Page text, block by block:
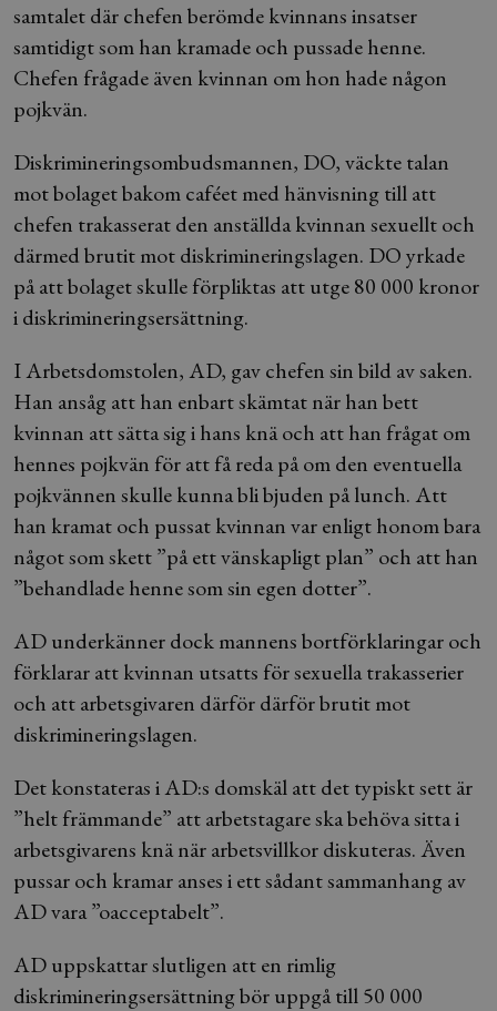
samtalet där chefen berömde kvinnans insatser
samtidigt som han kramade och pussade henne.
Chefen frågade även kvinnan om hon hade någon
pojkvän.
Diskrimineringsombudsmannen, DO, väckte talan
mot bolaget bakom caféet med hänvisning till att
chefen trakasserat den anställda kvinnan sexuellt och
därmed brutit mot diskrimineringslagen. DO yrkade
på att bolaget skulle förpliktas att utge 80 000 kronor
i diskrimineringsersättning.
I Arbetsdomstolen, AD, gav chefen sin bild av saken.
Han ansåg att han enbart skämtat när han bett
kvinnan att sätta sig i hans knä och att han frågat om
hennes pojkvän för att få reda på om den eventuella
pojkvännen skulle kunna bli bjuden på lunch. Att
han kramat och pussat kvinnan var enligt honom bara
något som skett ”på ett vänskapligt plan” och att han
”behandlade henne som sin egen dotter”.
AD underkänner dock mannens bortförklaringar och
förklarar att kvinnan utsatts för sexuella trakasserier
och att arbetsgivaren därför därför brutit mot
diskrimineringslagen.
Det konstateras i AD:s domskäl att det typiskt sett är
”helt främmande” att arbetstagare ska behöva sitta i
arbetsgivarens knä när arbetsvillkor diskuteras. Även
pussar och kramar anses i ett sådant sammanhang av
AD vara ”oacceptabelt”.
AD uppskattar slutligen att en rimlig
diskrimineringsersättning bör uppgå till 50 000